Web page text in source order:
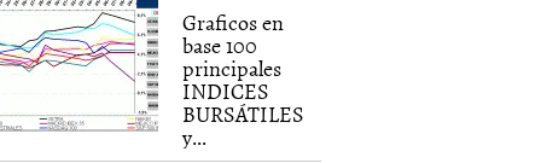
Graficos en
base 100
principales
INDICES
BURSÁTILES
y...